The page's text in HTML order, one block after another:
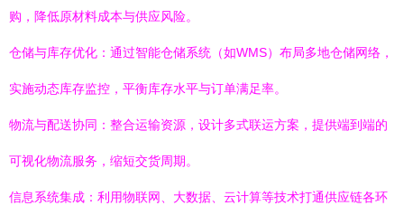
购，降低原材料成本与供应风险。
仓储与库存优化：通过智能仓储系统（如WMS）布局多地仓储网络，
实施动态库存监控，平衡库存水平与订单满足率。
物流与配送协同：整合运输资源，设计多式联运方案，提供端到端的
可视化物流服务，缩短交货周期。
信息系统集成：利用物联网、大数据、云计算等技术打通供应链各环